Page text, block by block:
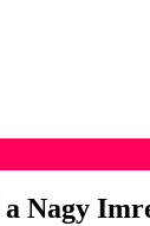
Nagy